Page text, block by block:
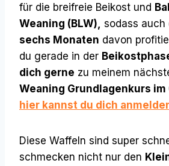
für die breifreie Beikost und
Weaning (BLW), sodass auch
sechs Monaten davon
du gerade in der
dich gerne zu meinem
Weaning Grundlagenkurs im
hier kannst du dich
Diese Waffeln sind super
schmecken nicht nur den